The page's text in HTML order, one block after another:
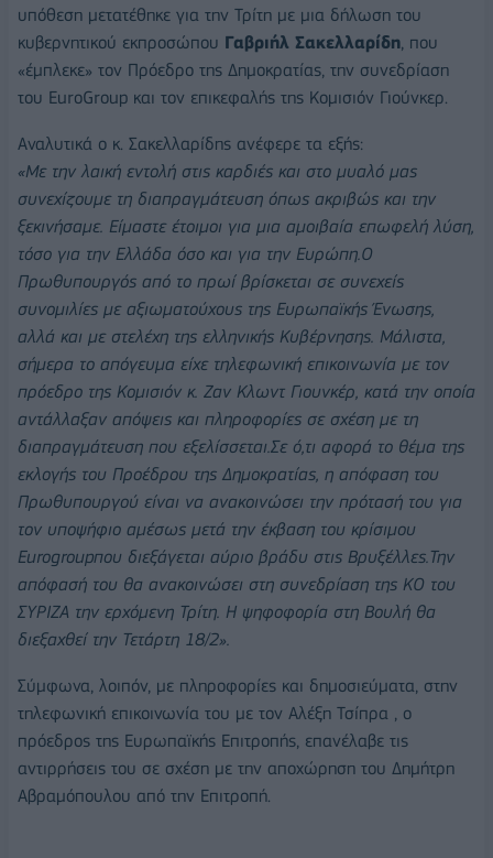
υπόθεση μετατέθηκε για την Τρίτη με μια δήλωση του
κυβερνητικού εκπροσώπου Γαβριήλ Σακελλαρίδη, που
«έμπλεκε» τον Πρόεδρο της Δημοκρατίας, την συνεδρίαση
του EuroGroup και τον επικεφαλής της Κομισιόν Γιούνκερ.
Aναλυτικά ο κ. Σακελλαρίδης ανέφερε τα εξής:
«Με την λαική εντολή στις καρδιές και στο μυαλό μας
συνεχίζουμε τη διαπραγμάτευση όπως ακριβώς και την
ξεκινήσαμε. Είμαστε έτοιμοι για μια αμοιβαία επωφελή λύση,
τόσο για την Ελλάδα όσο και για την Ευρώπη.Ο
Πρωθυπουργός από το πρωί βρίσκεται σε συνεχείς
συνομιλίες με αξιωματούχους της Ευρωπαϊκής Ένωσης,
αλλά και με στελέχη της ελληνικής Κυβέρνησης. Μάλιστα,
σήμερα το απόγευμα είχε τηλεφωνική επικοινωνία με τον
πρόεδρο της Κομισιόν κ. Ζαν Κλωντ Γιουνκέρ, κατά την οποία
αντάλλαξαν απόψεις και πληροφορίες σε σχέση με τη
διαπραγμάτευση που εξελίσσεται.Σε ό,τι αφορά το θέμα της
εκλογής του Προέδρου της Δημοκρατίας, η απόφαση του
Πρωθυπουργού είναι να ανακοινώσει την πρότασή του για
τον υποψήφιο αμέσως μετά την έκβαση του κρίσιμου
Eurogroupπου διεξάγεται αύριο βράδυ στις Βρυξέλλες.Την
απόφασή του θα ανακοινώσει στη συνεδρίαση της ΚΟ του
ΣΥΡΙΖΑ την ερχόμενη Τρίτη. Η ψηφοφορία στη Βουλή θα
διεξαχθεί την Τετάρτη 18/2».
Σύμφωνα, λοιπόν, με πληροφορίες και δημοσιεύματα, στην
τηλεφωνική επικοινωνία του με τον Αλέξη Τσίπρα , ο
πρόεδρος της Ευρωπαϊκής Επιτροπής, επανέλαβε τις
αντιρρήσεις του σε σχέση με την αποχώρηση του Δημήτρη
Αβραμόπουλου από την Επιτροπή.